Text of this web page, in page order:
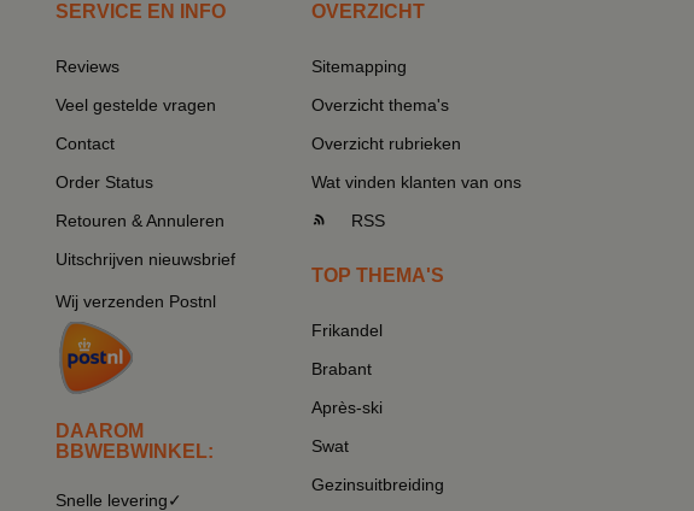
SERVICE EN INFO
Reviews
Veel gestelde vragen
Contact
Order Status
Retouren & Annuleren
Uitschrijven nieuwsbrief
Wij verzenden Postnl
DAAROM
BBWEBWINKEL:
Snelle levering✓
OVERZICHT
Sitemapping
Overzicht thema's
Overzicht rubrieken
Wat vinden klanten van ons
RSS
TOP THEMA'S
Frikandel
Brabant
Après-ski
Swat
Gezinsuitbreiding